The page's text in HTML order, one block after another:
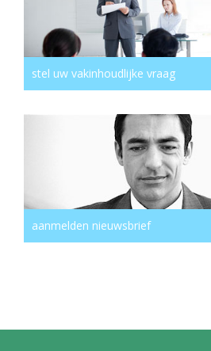
stel uw vakinhoudlijke vraag
aanmelden nieuwsbrief